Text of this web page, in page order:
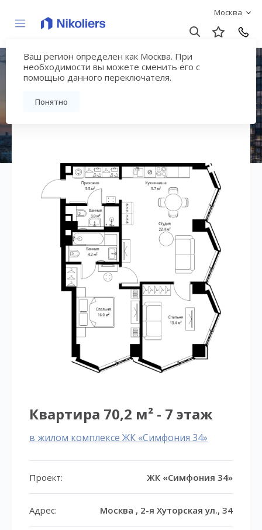
Москва
Ваш регион определен как Москва. При
необходимости вы можете сменить его с
помощью данного переключателя.
Понятно
ЖК «Симфония 34»
Вернуться на страницу жилого комплекса
Квартира 70,2 м² - 7 этаж
в жилом комплексе ЖК «Симфония 34»
Проект: ЖК «Симфония 34»
Адрес: Москва , 2-я Хуторская ул., 34